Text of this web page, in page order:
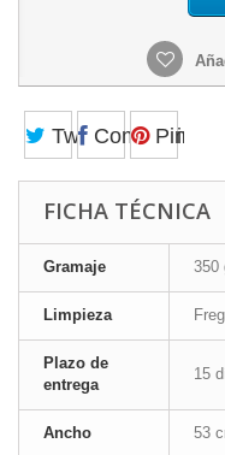
TweetCompartir
FICHA TÉCNICA
Gramaje 350
Limpieza
Plazo de
entrega
15
Ancho 53